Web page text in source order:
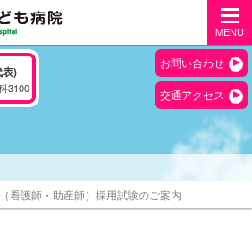
MENU
表)
3100
お問い合わせ
交通アクセス
看護師・助産師）採用試験のご案内